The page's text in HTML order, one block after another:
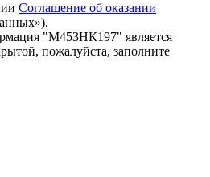
Соглашение об оказании
"М453НК197" является
пожалуйста, заполните